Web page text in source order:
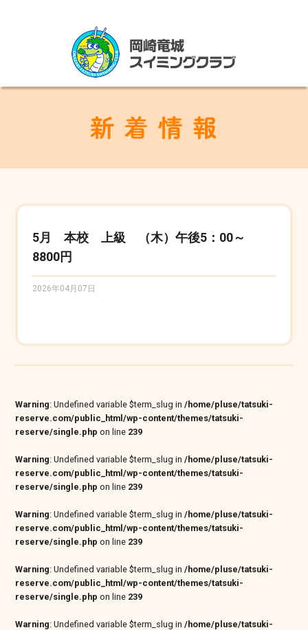
5月 本校 上級 （木）午後5：00～
8800円
2026年04月07日
Warning: Undefined variable $term_slug in/home/pluse/tatsuki-
reserve.com/public_html/wp-content/themes/tatsuki-
reserve/single.php on line 239
Warning: Undefined variable $term_slug in/home/pluse/tatsuki-
reserve.com/public_html/wp-content/themes/tatsuki-
reserve/single.php on line 239
Warning: Undefined variable $term_slug in/home/pluse/tatsuki-
reserve.com/public_html/wp-content/themes/tatsuki-
reserve/single.php on line 239
Warning: Undefined variable $term_slug in/home/pluse/tatsuki-
reserve.com/public_html/wp-content/themes/tatsuki-
reserve/single.php on line 239
Warning: Undefined variable $term_slug in/home/pluse/tatsuki-